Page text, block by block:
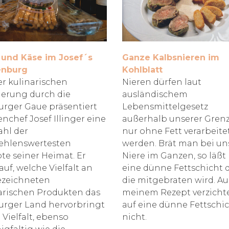
Käse im Josef´s
kulinarischen
durch die
Gaue präsentiert
Josef Illinger eine
der
seiner Heimat. Er
welche Vielfalt an
Produkten das
Land hervorbringt
Vielfalt, ebenso
Ganze Kalbsnieren im
Kohlblatt
Nieren dürfen laut
ausländischem
Lebensmittelgesetz
außerhalb unserer
nur ohne Fett
werden. Brät man bei
Niere im Ganzen, so läßt
eine dünne Fettschicht
die mitgebraten wird.
meinem Rezept
auf eine dünne
nicht.